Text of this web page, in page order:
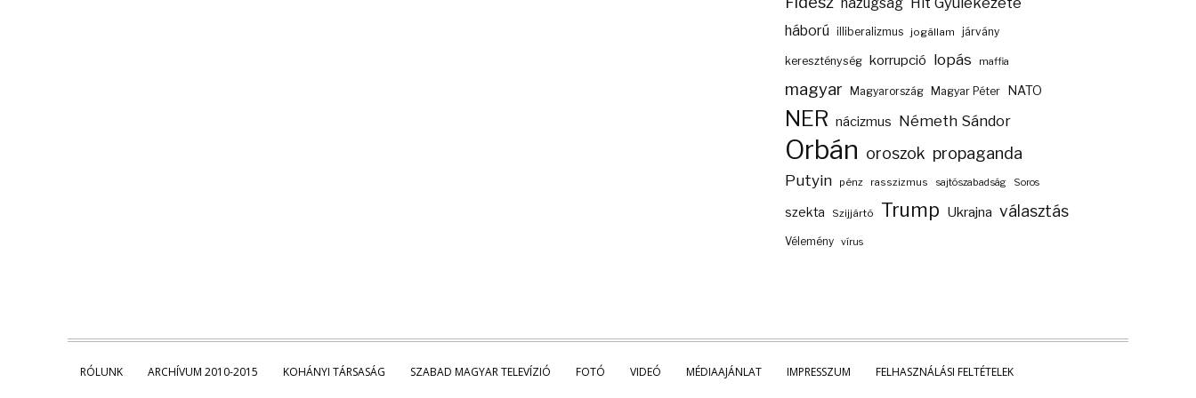
háború illiberalizmus jogállam járvány
kereszténység korrupció lopás maffia
magyar Magyarország Magyar Péter NATO
NER nácizmus Németh Sándor
Orbán oroszok propaganda
Putyin pénz rasszizmus sajtószabadság Soros
szekta Szijjártó Trump Ukrajna választás
Vélemény vírus
RÓLUNK ARCHÍVUM 2010-2015 KOHÁNYI TÁRSASÁG SZABAD MAGYAR TELEVÍZIÓ FOTÓ VIDEÓ MÉDIAAJÁNLAT IMPRESSZUM FELHASZNÁLÁSI FELTÉTELEK